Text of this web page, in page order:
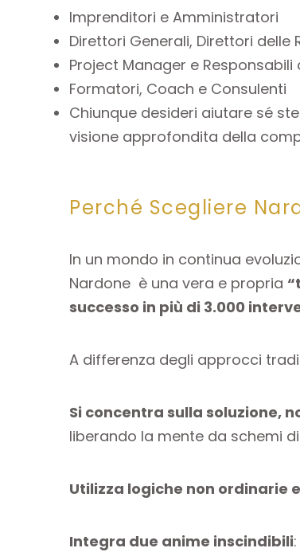
Imprenditori e Amministratori
Direttori Generali, Direttori delle
Project Manager e Responsabili
Formatori, Coach e Consulenti
Chiunque desideri aiutare sé
visione approfondita della
Perché Scegliere
In un mondo in continua
Nardone è una vera e propria
successo in più di 3.000
A differenza degli approcci
Si concentra sulla soluzione,
liberando la mente da schemi
Utilizza logiche non ordinarie
Integra due anime inscindibili